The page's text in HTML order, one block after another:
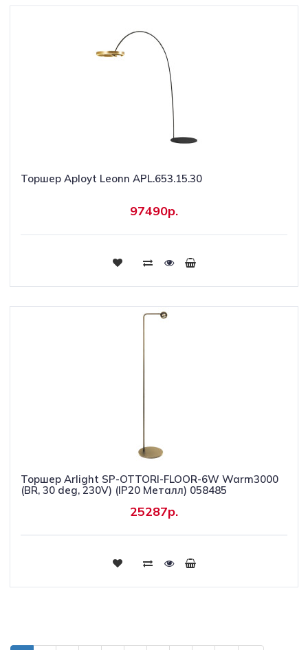
Торшер Aployt Leonn APL.653.15.30
97490р.
Купить
Торшер Arlight SP-OTTORI-FLOOR-6W Warm3000
(BR, 30 deg, 230V) (IP20 Металл) 058485
25287р.
Купить